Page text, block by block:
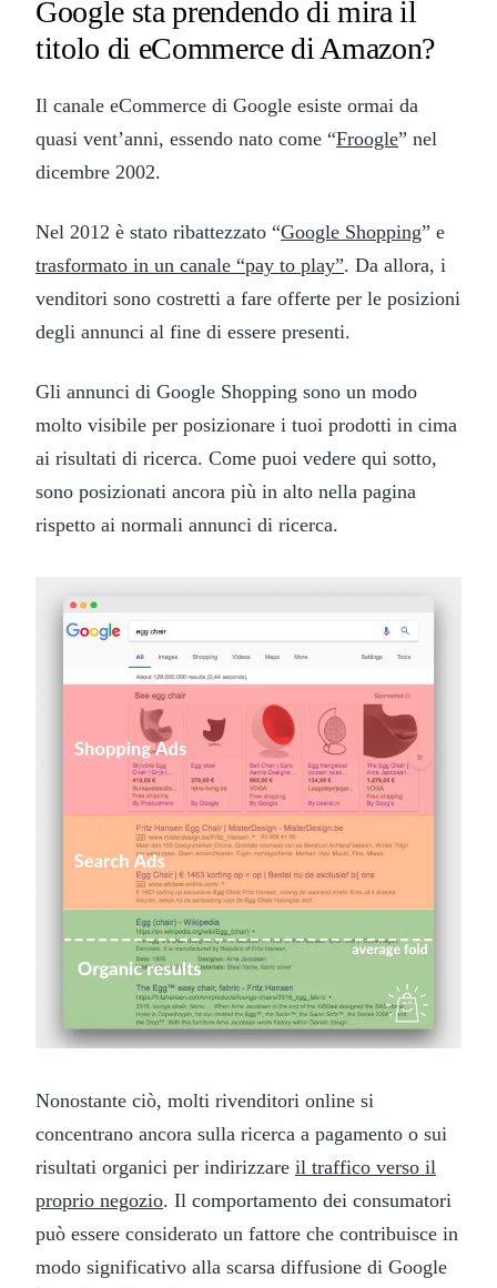
Google sta prendendo di mira il
titolo di eCommerce di Amazon?
Il canale eCommerce di Google esiste ormai da
quasi vent’anni, essendo nato come “Froogle” nel
dicembre 2002.
Nel 2012 è stato ribattezzato “Google Shopping” e
trasformato in un canale “pay to play”. Da allora, i
venditori sono costretti a fare offerte per le posizioni
degli annunci al fine di essere presenti.
Gli annunci di Google Shopping sono un modo
molto visibile per posizionare i tuoi prodotti in cima
ai risultati di ricerca. Come puoi vedere qui sotto,
sono posizionati ancora più in alto nella pagina
rispetto ai normali annunci di ricerca.
Nonostante ciò, molti rivenditori online si
concentrano ancora sulla ricerca a pagamento o sui
risultati organici per indirizzare il traffico verso il
proprio negozio. Il comportamento dei consumatori
può essere considerato un fattore che contribuisce in
modo significativo alla scarsa diffusione di Google